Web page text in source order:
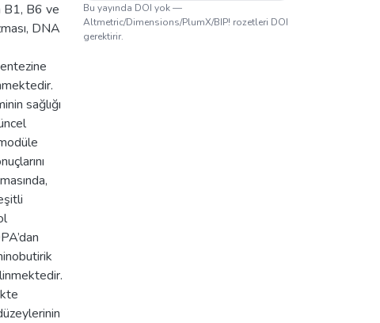
B1, B6 ve
DNA
sağlığı
Bu yayında DOI yok —
Altmetric/Dimensions/PlumX/BIP! rozetleri DOI
gerektirir.